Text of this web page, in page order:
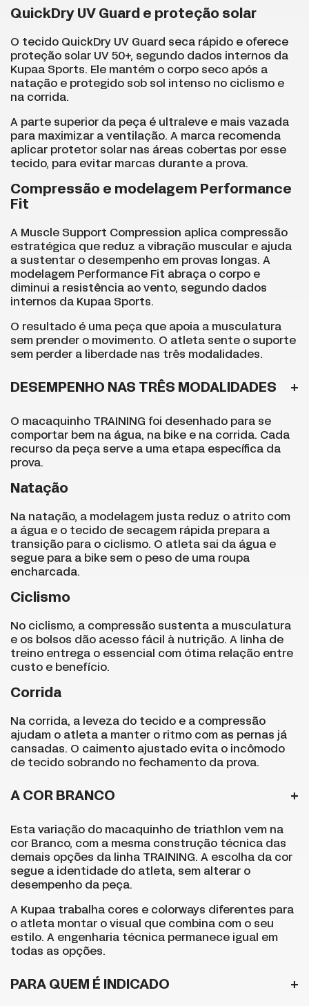
QuickDry UV Guard e proteção solar
O tecido QuickDry UV Guard seca rápido e oferece
proteção solar UV 50+, segundo dados internos da
Kupaa Sports. Ele mantém o corpo seco após a
natação e protegido sob sol intenso no ciclismo e
na corrida.
A parte superior da peça é ultraleve e mais vazada
para maximizar a ventilação. A marca recomenda
aplicar protetor solar nas áreas cobertas por esse
tecido, para evitar marcas durante a prova.
Compressão e modelagem Performance
Fit
A Muscle Support Compression aplica compressão
estratégica que reduz a vibração muscular e ajuda
a sustentar o desempenho em provas longas. A
modelagem Performance Fit abraça o corpo e
diminui a resistência ao vento, segundo dados
internos da Kupaa Sports.
O resultado é uma peça que apoia a musculatura
sem prender o movimento. O atleta sente o suporte
sem perder a liberdade nas três modalidades.
DESEMPENHO NAS TRÊS MODALIDADES
O macaquinho TRAINING foi desenhado para se
comportar bem na água, na bike e na corrida. Cada
recurso da peça serve a uma etapa específica da
prova.
Natação
Na natação, a modelagem justa reduz o atrito com
a água e o tecido de secagem rápida prepara a
transição para o ciclismo. O atleta sai da água e
segue para a bike sem o peso de uma roupa
encharcada.
Ciclismo
No ciclismo, a compressão sustenta a musculatura
e os bolsos dão acesso fácil à nutrição. A linha de
treino entrega o essencial com ótima relação entre
custo e benefício.
Corrida
Na corrida, a leveza do tecido e a compressão
ajudam o atleta a manter o ritmo com as pernas já
cansadas. O caimento ajustado evita o incômodo
de tecido sobrando no fechamento da prova.
A COR BRANCO
Esta variação do macaquinho de triathlon vem na
cor Branco, com a mesma construção técnica das
demais opções da linha TRAINING. A escolha da cor
segue a identidade do atleta, sem alterar o
desempenho da peça.
A Kupaa trabalha cores e colorways diferentes para
o atleta montar o visual que combina com o seu
estilo. A engenharia técnica permanece igual em
todas as opções.
PARA QUEM É INDICADO